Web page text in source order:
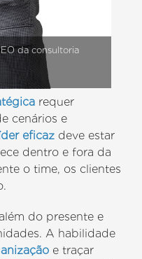
da consultoria
requer
cenários e
eficaz deve estar
dentro e fora da
o time, os clientes
do presente e
A habilidade
e traçar